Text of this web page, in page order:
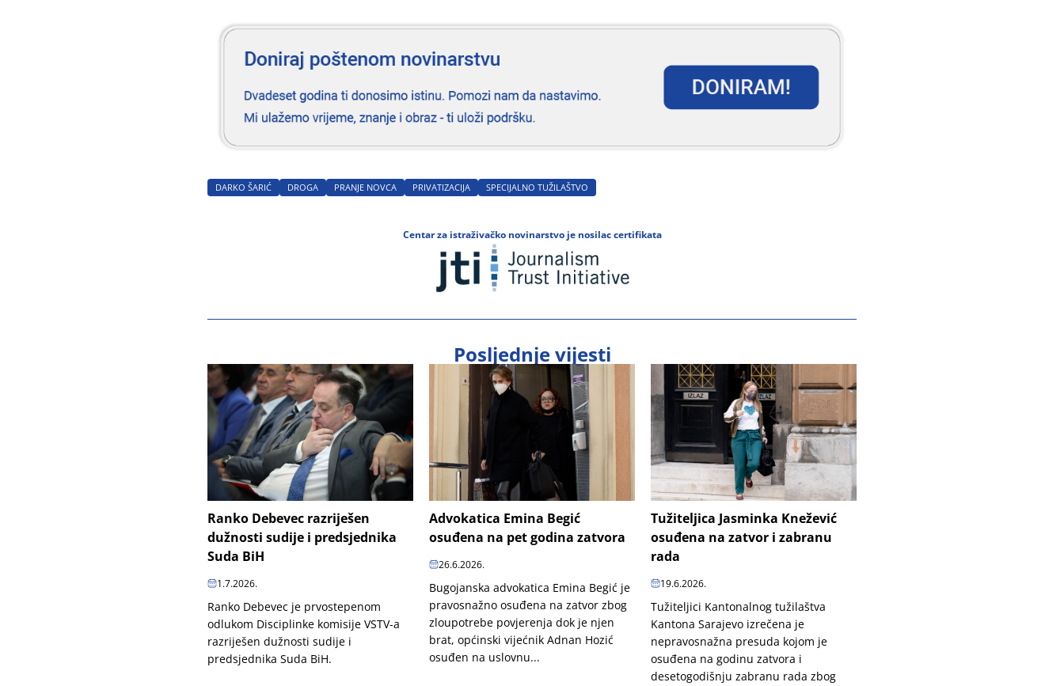
DARKO ŠARIĆ DROGA PRANJE NOVCA PRIVATIZACIJA SPECIJALNO TUŽILAŠTVO
Centar za istraživačko novinarstvo je nosilac certifikata
Posljednje vijesti
Ranko Debevec razriješen
dužnosti sudije i predsjednika
Suda BiH
1.7.2026.
Ranko Debevec je prvostepenom
odlukom Disciplinke komisije VSTV-a
razriješen dužnosti sudije i
predsjednika Suda BiH.
Advokatica Emina Begić
osuđena na pet godina zatvora
26.6.2026.
Bugojanska advokatica Emina Begić je
pravosnažno osuđena na zatvor zbog
zloupotrebe povjerenja dok je njen
brat, općinski vijećnik Adnan Hozić
osuđen na uslovnu...
Tužiteljica Jasminka Knežević
osuđena na zatvor i zabranu
rada
19.6.2026.
Tužiteljici Kantonalnog tužilaštva
Kantona Sarajevo izrečena je
nepravosnažna presuda kojom je
osuđena na godinu zatvora i
desetogodišnju zabranu rada zbog